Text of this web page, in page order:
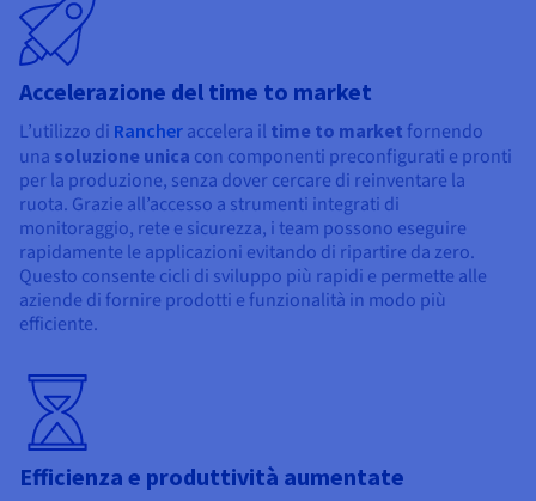
Accelerazione del time to market
L’utilizzo di Rancher accelera il time to market fornendo
una soluzione unica con componenti preconfigurati e pronti
per la produzione, senza dover cercare di reinventare la
ruota. Grazie all’accesso a strumenti integrati di
monitoraggio, rete e sicurezza, i team possono eseguire
rapidamente le applicazioni evitando di ripartire da zero.
Questo consente cicli di sviluppo più rapidi e permette alle
aziende di fornire prodotti e funzionalità in modo più
efficiente.
Efficienza e produttività aumentate